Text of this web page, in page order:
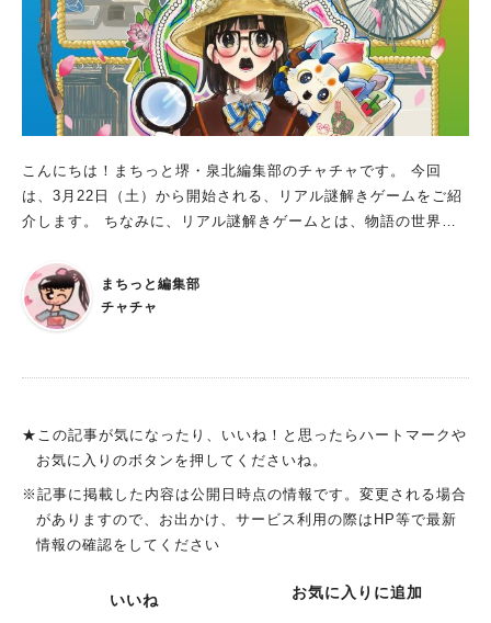
も深まるかも！？ ※写真は全て主催提供
こんにちは！まちっと堺・泉北編集部のチャチャです。 今回
は、3月22日（土）から開始される、リアル謎解きゲームをご紹
介します。 ちなみに、リアル謎解きゲームとは、物語の世界に
参加者が、実際に頭と体を使って謎を解いていきます。 ご紹介
するリアル謎解きゲームは、春休みやGW、夏休み・シルバーウ
ィークも含まれる長期間での開催なので、ぜひチェックして予定
時間：約120～150分 推奨年齢：9歳以上 難易度：初級者～中級
博物館、堺駅観光案内所、堺東観光案内所 ほか 持ち物：LINEア
プリをダウンロードしたスマートフォン・タブレット端末が必要
クリア後：特典あり ※各施設の休館日及び営業時間にご注意く
博物館」よりスタートとなります この謎解きゲームは、LINE公
まちっと編集部
チャチャ
★この記事が気になったり、いいね！と思ったらハートマークや
お気に入りのボタンを押してくださいね。
※記事に掲載した内容は公開日時点の情報です。変更される場合
がありますので、お出かけ、サービス利用の際はHP等で最新
情報の確認をしてください
いいね お気に入りに追加